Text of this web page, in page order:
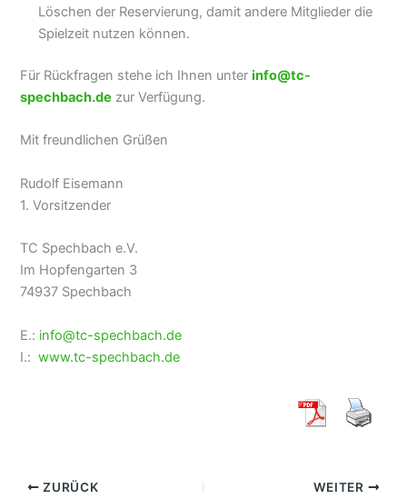
Löschen der Reservierung, damit andere Mitglieder die
Spielzeit nutzen können.
Für Rückfragen stehe ich Ihnen unterinfo@tc-
spechbach.de zur Verfügung.
Mit freundlichen Grüßen
Rudolf Eisemann
1. Vorsitzender
TC Spechbach e.V.
Im Hopfengarten 3
74937 Spechbach
E.: info@tc-spechbach.de
I.:www.tc-spechbach.de
ZURÜCK WEITER